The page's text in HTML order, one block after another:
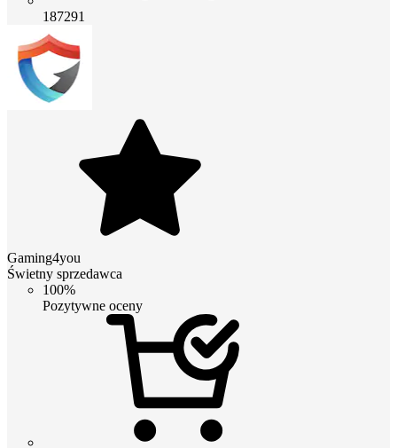
187291
Gaming4you
Świetny sprzedawca
100%
Pozytywne oceny